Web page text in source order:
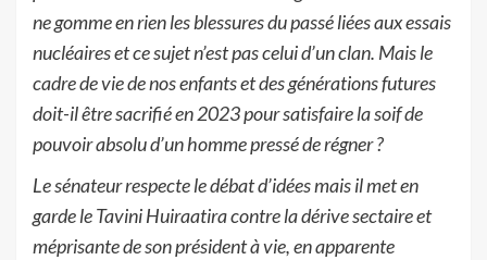
negomme en rien les blessures dupassé liées aux essais
nucléaires et ce sujetn’est pas celui d’unclan. Mais le
cadre de vie denos enfants et des générations futures
doit-il être sacrifié en 2023 pour satisfaire la soifde
pouvoir absolu d’un homme pressé de régner?
Le sénateur respecte le débat d’idées maisilmet en
garde le Tavini Huiraatira contre ladérive sectaire et
méprisante de son président à vie, en apparente